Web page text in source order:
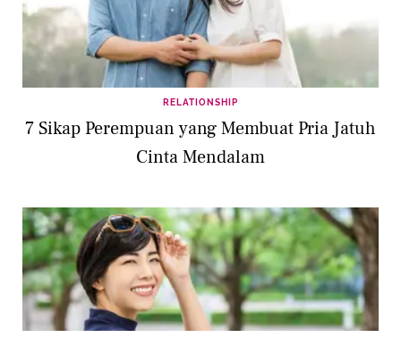
RELATIONSHIP
7 Sikap Perempuan yang Membuat Pria Jatuh
Cinta Mendalam